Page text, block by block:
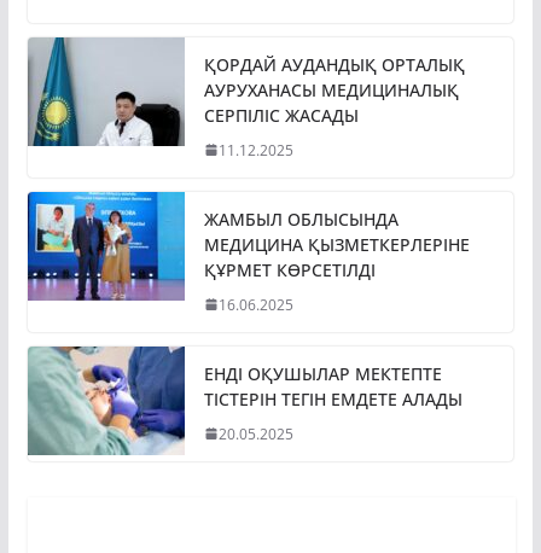
ҚОРДАЙ АУДАНДЫҚ ОРТАЛЫҚ
АУРУХАНАСЫ МЕДИЦИНАЛЫҚ
СЕРПІЛІС ЖАСАДЫ
11.12.2025
ЖАМБЫЛ ОБЛЫСЫНДА
МЕДИЦИНА ҚЫЗМЕТКЕРЛЕРІНЕ
ҚҰРМЕТ КӨРСЕТІЛДІ
16.06.2025
ЕНДІ ОҚУШЫЛАР МЕКТЕПТЕ
ТІСТЕРІН ТЕГІН ЕМДЕТЕ АЛАДЫ
20.05.2025